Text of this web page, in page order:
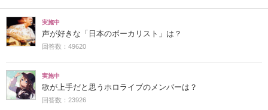
実施中
声が好きな「日本のボーカリスト」は？
回答数：49620
実施中
歌が上手だと思うホロライブのメンバーは？
回答数：23926